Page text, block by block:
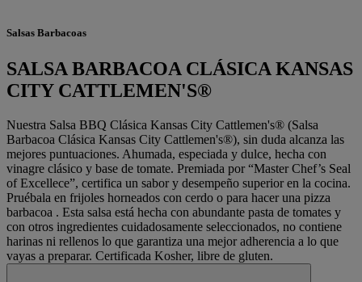
Salsas Barbacoas
SALSA BARBACOA CLÁSICA KANSAS
CITY CATTLEMEN'S®
Nuestra Salsa BBQ Clásica Kansas City Cattlemen's® (Salsa
Barbacoa Clásica Kansas City Cattlemen's®), sin duda alcanza las
mejores puntuaciones. Ahumada, especiada y dulce, hecha con
vinagre clásico y base de tomate. Premiada por “Master Chef’s Seal
of Excellece”, certifica un sabor y desempeño superior en la cocina.
Pruébala en frijoles horneados con cerdo o para hacer una pizza
barbacoa . Esta salsa está hecha con abundante pasta de tomates y
con otros ingredientes cuidadosamente seleccionados, no contiene
harinas ni rellenos lo que garantiza una mejor adherencia a lo que
vayas a preparar. Certificada Kosher, libre de gluten.